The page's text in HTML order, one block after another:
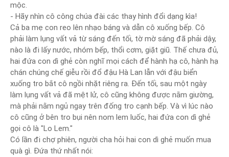
mộc.
- Hãy nhìn cô công chúa đài các thay hình đổi dạng kìa!
Cả ba mẹ con reo lên nhạo báng và dẫn cô xuống bếp. Cô
phải làm lụng vất vả từ sáng đến tối, tờ mờ sáng đã phải dậy,
nào là đi lấy nước, nhóm bếp, thổi cơm, giặt giũ. Thế chưa đủ,
hai đứa con dì ghẻ còn nghĩ mọi cách để hành hạ cô, hành hạ
chán chúng chế giễu rồi đổ đậu Hà Lan lẫn với đậu biển
xuống tro bắt cô ngồi nhặt riêng ra. Đến tối, sau một ngày
làm lụng vất vả đã mệt lử, cô cũng không được nằm giường,
mà phải nằm ngủ ngay trên đống tro cạnh bếp. Và vì lúc nào
cô cũng ở bên tro bụi nên nom lem luốc, hai đứa con dì ghẻ
gọi cô là "Lo Lem."
Có lần đi chợ phiên, người cha hỏi hai con dì ghẻ muốn mua
quà gì. Đứa thứ nhất nói: